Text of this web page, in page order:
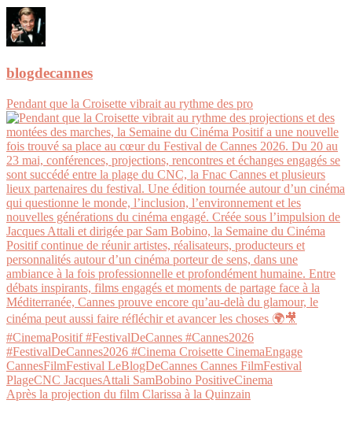
blogdecannes
Pendant que la Croisette vibrait au rythme des pro
Après la projection du film Clarissa à la Quinzain